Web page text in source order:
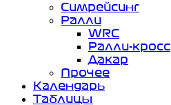
Симрейсинг
Ралли
WRC
Ралли-кросс
Дакар
Прочее
Календарь
Таблицы